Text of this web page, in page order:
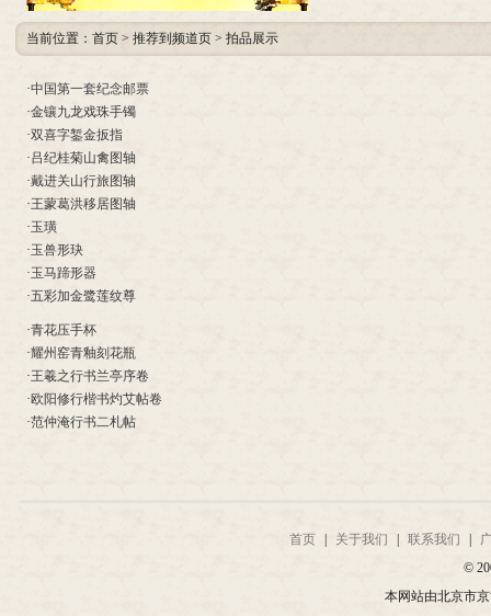
当前位置： 首页 > 推荐到频道页 > 拍品展示
·中国第一套纪念邮票
·金镶九龙戏珠手镯
·双喜字錾金扳指
·吕纪桂菊山禽图轴
·戴进关山行旅图轴
·王蒙葛洪移居图轴
·玉璜
·玉兽形玦
·玉马蹄形器
·五彩加金鹭莲纹尊
·青花压手杯
·耀州窑青釉刻花瓶
·王羲之行书兰亭序卷
·欧阳修行楷书灼艾帖卷
·范仲淹行书二札帖
首页 关于我们 联系我们
©
本网站由北京市